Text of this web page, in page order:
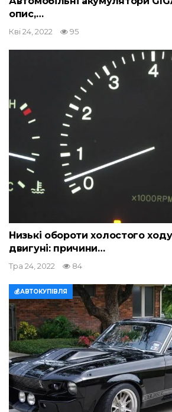
опис,…
Кві 24, 2022 95
Низькі обороти холостого
двигуні: причини…
Тра 24, 2022 84
💰АВТОКУПІВЛЯ